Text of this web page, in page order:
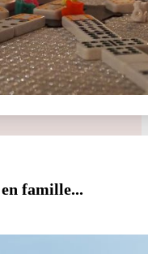
famille...